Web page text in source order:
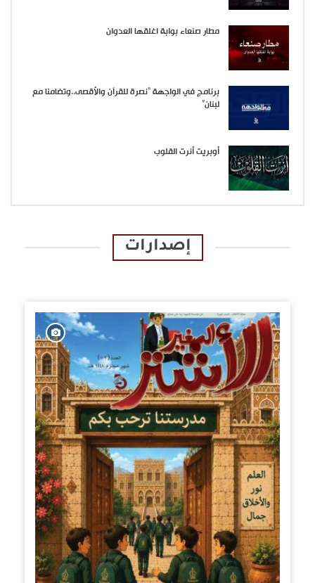
مطار صنعاء بوابة اغلقها العدوان
برنامج في الواجهة “نصرة للقرآن والأقصى..وتضامنا مع
لبنان”
أوبريت أنرت القلوب
إصدارات